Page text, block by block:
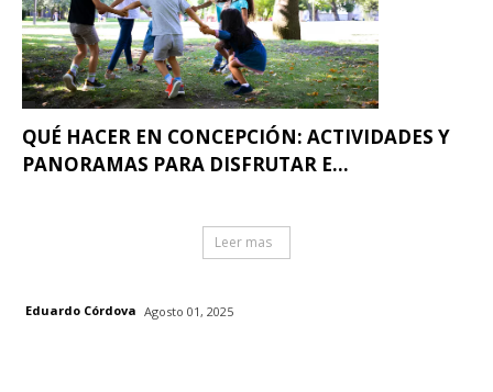
QUÉ HACER EN CONCEPCIÓN: ACTIVIDADES Y
PANORAMAS PARA DISFRUTAR E...
Leer mas
Eduardo Córdova Agosto 01, 2025